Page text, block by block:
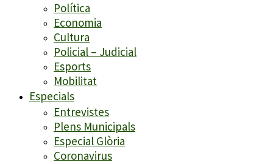
Política
Economia
Cultura
Policial – Judicial
Esports
Mobilitat
Especials
Entrevistes
Plens Municipals
Especial Glòria
Coronavirus